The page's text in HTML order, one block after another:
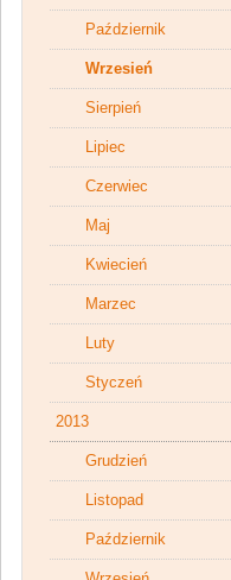
Październik
Wrzesień
Sierpień
Lipiec
Czerwiec
Maj
Kwiecień
Marzec
Luty
Styczeń
2013
Grudzień
Listopad
Październik